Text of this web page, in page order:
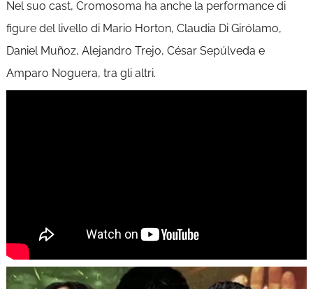
Nel suo cast, Cromosoma ha anche la performance di
figure del livello di Mario Horton, Claudia Di Girólamo,
Daniel Muñoz, Alejandro Trejo, César Sepúlveda e
Amparo Noguera, tra gli altri.